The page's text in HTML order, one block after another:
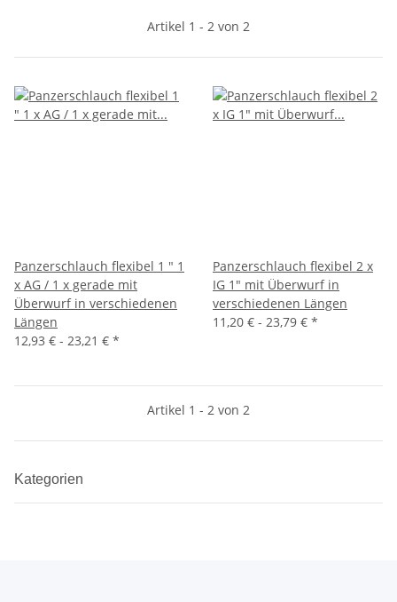
Artikel 1 - 2 von 2
Panzerschlauch flexibel 1 " 1
x AG / 1 x gerade mit
Überwurf in verschiedenen
Längen
12,93 € - 23,21 € *
Panzerschlauch flexibel 2 x
IG 1" mit Überwurf in
verschiedenen Längen
11,20 € - 23,79 € *
Artikel 1 - 2 von 2
Kategorien